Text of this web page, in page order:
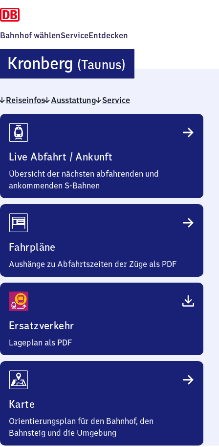
Bahnhof wählenServiceEntdecken
Kronberg (Taunus)
(Taunus)
Reiseinfos Ausstattung Service
Reiseinfos
Live Abfahrt / Ankunft
Übersicht der nächsten abfahrenden und
ankommenden S-Bahnen
Fahrpläne
Aushänge zu Abfahrtszeiten der Züge als PDF
Ersatzverkehr
Lageplan als PDF
Karte
Orientierungsplan für den Bahnhof, den
Bahnsteig und die Umgebung